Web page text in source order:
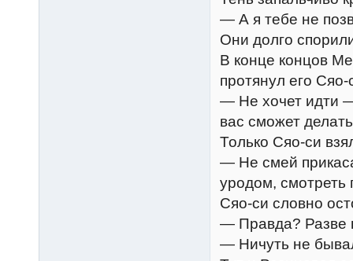
— А я тебе не
Они долго
В конце концов
протянул его Сяо-
— Не хочет идти
вас сможет
Только Сяо-си
— Не смей
уродом, смотреть
Сяо-си словно
— Правда? Разве
— Ничуть не